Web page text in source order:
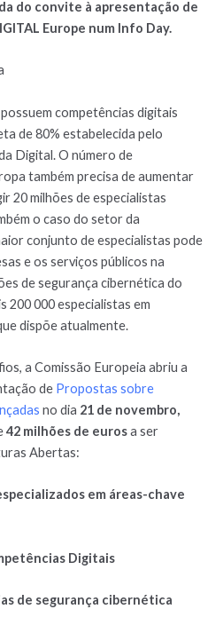
do convite à apresentação de
Europe num Info Day.
competências digitais
de 80% estabelecida pelo
Digital. O número de
também precisa de aumentar
20 milhões de especialistas
o caso do setor da
conjunto de especialistas pode
e os serviços públicos na
de segurança cibernética do
200 000 especialistas em
dispõe atualmente.
a Comissão Europeia abriu a
de Propostas sobre
no dia 21 de novembro,
42 milhões de eurosa ser
Abertas:
em áreas-chave
Digitais
de segurança cibernética